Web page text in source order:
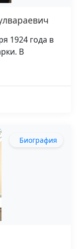
1924 года в
В
Биография